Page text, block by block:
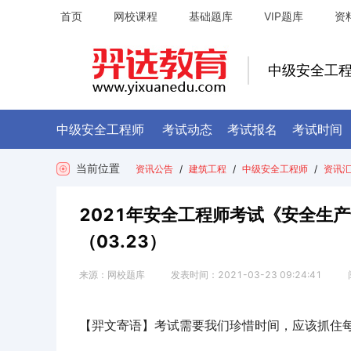
首页 网校课程 基础题库 VIP题库 资
中级安全工
中级安全工程师 考试动态 考试报名 考试时间
当前位置 资讯公告 / 建筑工程 / 中级安全工程师 / 资讯
2021年安全工程师考试《安全生
（03.23）
来源： 网校题库 发表时间： 2021-03-23 09:24:41
【羿文寄语】考试需要我们珍惜时间，应该抓